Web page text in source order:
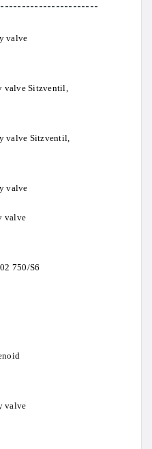
Sitzventil,
Sitzventil,
Way valve
202 750/S6
valve
valve